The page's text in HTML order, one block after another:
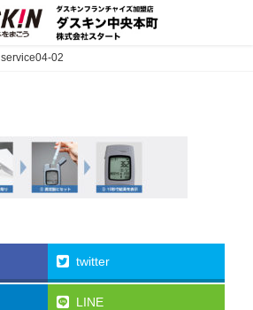
service04-02
twitter
LINE